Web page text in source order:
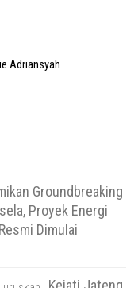
Adriansyah
Groundbreaking
Proyek Energi
Dimulai